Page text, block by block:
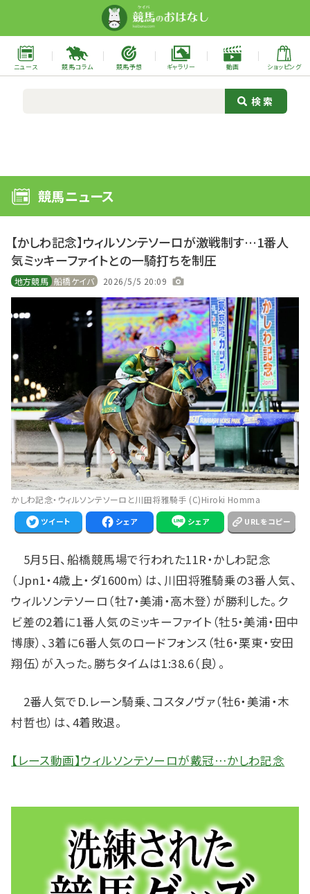
ニュース 競馬コラム 競馬予想 ギャラリー 動画 ショッピング
競馬ニュース
【かしわ記念】ウィルソンテソーロが激戦制す…1番人
気ミッキーファイトとの一騎打ちを制圧
地方競馬 船橋ケイバ 2026/5/5 20:09
かしわ記念・ウィルソンテソーロと川田将雅騎手 (C)Hiroki Homma
ツイート シェア シェア URLをコピー
5月5日、船橋競馬場で行われた11R・かしわ記念
（Jpn1・4歳上・ダ1600m）は、川田将雅騎乗の3番人気、
ウィルソンテソーロ（牡7・美浦・高木登）が勝利した。ク
ビ差の2着に1番人気のミッキーファイト（牡5・美浦・田中
博康）、3着に6番人気のロードフォンス（牡6・栗東・安田
翔伍）が入った。勝ちタイムは1:38.6（良）。
2番人気でD.レーン騎乗、コスタノヴァ（牡6・美浦・木
村哲也）は、4着敗退。
【レース動画】ウィルソンテソーロが戴冠…かしわ記念